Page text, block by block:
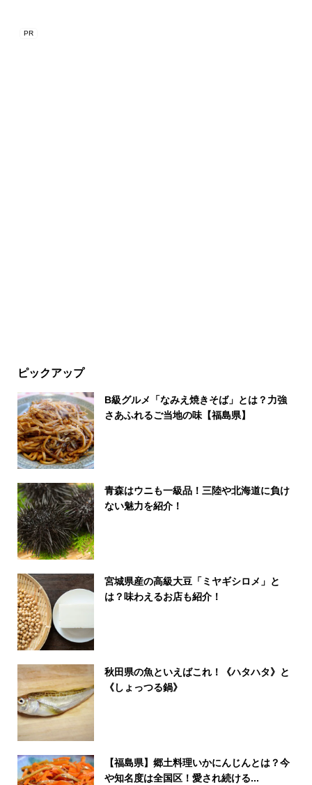
ピックアップ
B級グルメ「なみえ焼きそば」とは？力強
さあふれるご当地の味【福島県】
青森はウニも一級品！三陸や北海道に負け
ない魅力を紹介！
宮城県産の高級大豆「ミヤギシロメ」と
は？味わえるお店も紹介！
秋田県の魚といえばこれ！《ハタハタ》と
《しょっつる鍋》
【福島県】郷土料理いかにんじんとは？今
や知名度は全国区！愛され続ける...